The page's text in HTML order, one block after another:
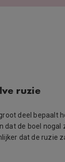
ruzie
deel bepaalt
de boel nogal
dat de ruzie